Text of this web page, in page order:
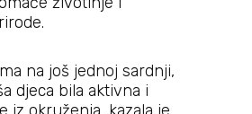
na još jednoj sardnji,
djeca bila aktivna i
iz okruženja, kazala je